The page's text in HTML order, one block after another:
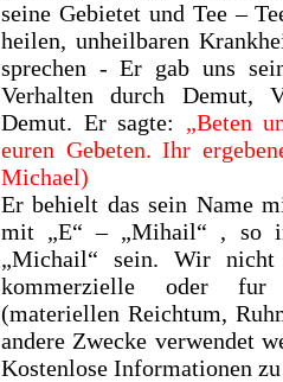
seine Gebietet und Tee –
heilen, unheilbaren
sprechen - Er gab uns
Verhalten durch Demut,
Demut. Er sagte: „Beten
euren Gebeten. Ihr
Michael)
Er behielt das sein Name
mit „E“ – „Mihail“ , so
„Michail“ sein. Wir
kommerzielle oder fur
(materiellen Reichtum,
andere Zwecke verwendet
Kostenlose Informationen zu